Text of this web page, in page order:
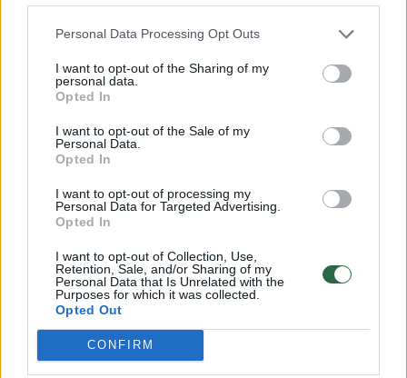
Personal Data Processing Opt Outs
I want to opt-out of the Sharing of my
personal data.
Opted In
I want to opt-out of the Sale of my
Personal Data.
Opted In
I want to opt-out of processing my
Personal Data for Targeted Advertising.
Opted In
I want to opt-out of Collection, Use,
Retention, Sale, and/or Sharing of my
Personal Data that Is Unrelated with the
Purposes for which it was collected.
Opted Out
CONFIRM
„Tokio dalyko dar neteko patirti, nors
pašvaistes medžioju jau trejus metus“, –
sakė jis.
Tą naktį darytas ilgo išlaikymo nuotraukas jis
sujungė į vaizdo įrašą – jį rasite po tekstu.
Paukščių Takas pašvaistė Šiaurės pašvaistė
Komentuoti po šiuo straipsniu